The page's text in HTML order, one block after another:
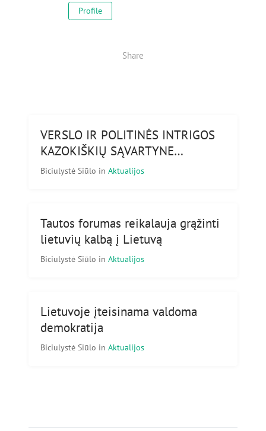
Profile
Share
VERSLO IR POLITINĖS INTRIGOS
KAZOKIŠKIŲ SĄVARTYNE…
Biciulystė Siūlo in Aktualijos
Tautos forumas reikalauja grąžinti
lietuvių kalbą į Lietuvą
Biciulystė Siūlo in Aktualijos
Lietuvoje įteisinama valdoma
demokratija
Biciulystė Siūlo in Aktualijos